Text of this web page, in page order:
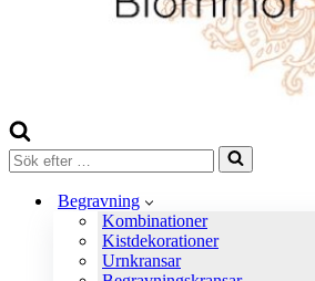
Sök
efter
Begravning
Kombinationer
Kistdekorationer
Urnkransar